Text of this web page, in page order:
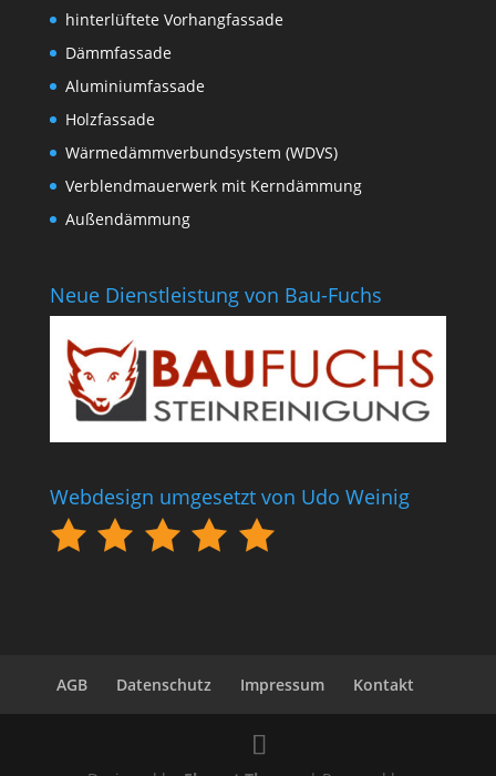
hinterlüftete Vorhangfassade
Dämmfassade
Aluminiumfassade
Holzfassade
Wärmedämmverbundsystem (WDVS)
Verblendmauerwerk mit Kerndämmung
Außendämmung
Neue Dienstleistung von Bau-Fuchs
Webdesign umgesetzt von Udo Weinig
AGB Datenschutz Impressum Kontakt